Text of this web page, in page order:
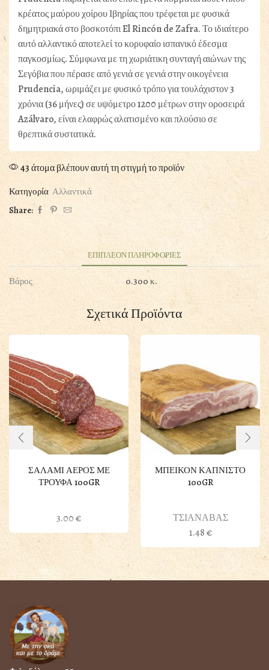
κρέατος μαύρου χοίρου Ιβηρίας που τρέφεται με φυσικά
δημητριακά στο βοσκοτόπι El Rincón de Zafra. Το ιδιαίτερο
αυτό αλλαντικό αποτελεί το κορυφαίο ισπανικό έδεσμα
παγκοσμίως. Σύμφωνα με τη χωριάτικη συνταγή αιώνων της
Σεγόβια που πέρασε από γενιά σε γενιά στην οικογένεια
Prudencia, ωριμάζει με φυσικό τρόπο για τουλάχιστον 3
χρόνια (36 μήνες) σε υψόμετρο 1200 μέτρων στην οροσειρά
Azálvaro, είναι ελαφρώς αλατισμένο και πλούσιο σε
θρεπτικά συστατικά.
43 άτομα βλέπουν αυτή τη στιγμή το προϊόν
Κατηγορία Αλλαντικά
Share:
ΕΠΙΠΛΕΟΝ ΠΛΗΡΟΦΟΡΙΕΣ
Βάρος 0.300 κ.
Σχετικά Προϊόντα
ΣΑΛΑΜΙ ΑΕΡΟΣ ΜΕ
ΤΡΟΥΦΑ 100GR
3.00€
ΜΠΕΙΚΟΝ ΚΑΠΝΙΣΤΟ
100GR
ΤΣΙΑΝΑΒΑΣ
1.48€